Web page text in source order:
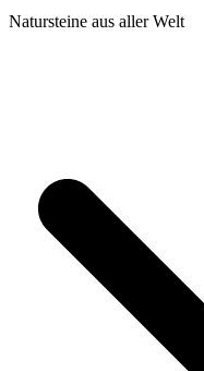
Natursteine aus aller Welt